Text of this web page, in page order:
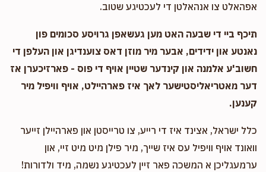
אפהאלט צו אנהאלטן די לעכטיגע שטוב.
תיכף ביי די שבעה האט מען געשאפן גרויסע סכומים פון
נאנטע און ידידים, אבער מיר מוזן דאס צוענדיגן און העלפן די
חשוב'ע אלמנה און קינדער שטיין אויף די פוס - פארזיכערן אז
דער מאטריאליסטישער לאך איז פארהיילט, אויף וויפיל מיר
קענען.
כלל ישראל, אצינד איז די רייע, צו טרייסטן און פארהיילן זייער
וואונד אויף וויפיל עס איז שייך, מיר פילן מיט מיט זיי, און
ערמעגליכן א המשכה פאר זיין לעכטיגע נשמה, מיד ולדורות!